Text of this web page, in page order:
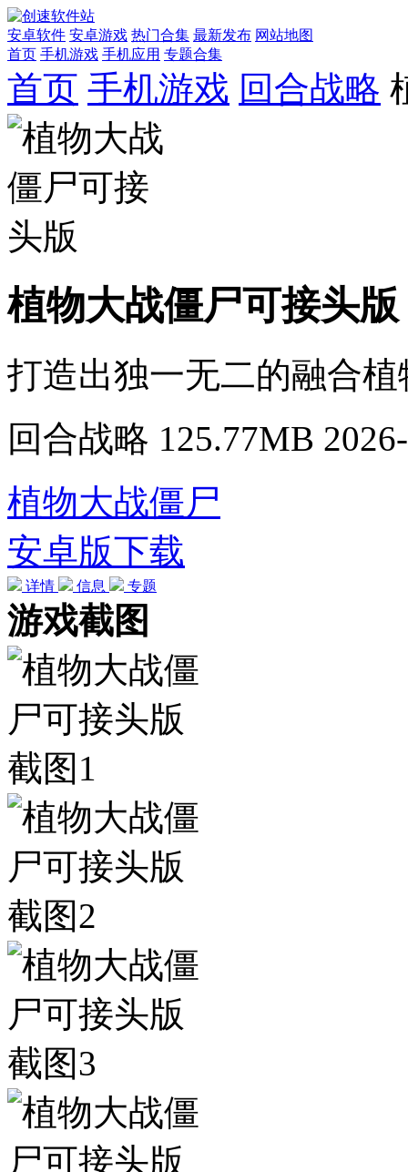
安卓软件 安卓游戏 热门合集 最新发布 网站地图
首页 手机游戏 手机应用 专题合集
首页 手机游戏 回合战略
植物大战僵尸可接头版
打造出独一无二的融合植
回合战略 125.77MB
植物大战僵尸
安卓版下载
详情 信息 专题
游戏截图